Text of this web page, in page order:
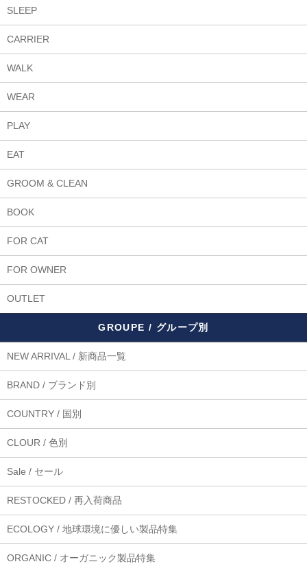
SLEEP
CARRIER
WALK
WEAR
PLAY
EAT
GROOM & CLEAN
BOOK
FOR CAT
FOR OWNER
OUTLET
GROUPE / グループ別
NEW ARRIVAL / 新商品一覧
BRAND / ブランド別
COUNTRY / 国別
CLOUR / 色別
Sale / セール
RESTOCKED / 再入荷商品
ECOLOGY / 地球環境に優しい製品特集
ORGANIC / オーガニック製品特集